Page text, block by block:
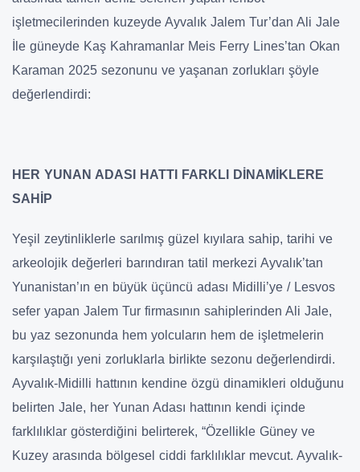
işletmecilerinden kuzeyde Ayvalık Jalem Tur’dan Ali Jale
İle güneyde Kaş Kahramanlar Meis Ferry Lines’tan Okan
Karaman 2025 sezonunu ve yaşanan zorlukları şöyle
değerlendirdi:
HER YUNAN ADASI HATTI FARKLI DİNAMİKLERE
SAHİP
Yeşil zeytinliklerle sarılmış güzel kıyılara sahip, tarihi ve
arkeolojik değerleri barındıran tatil merkezi Ayvalık’tan
Yunanistan’ın en büyük üçüncü adası Midilli’ye / Lesvos
sefer yapan Jalem Tur firmasının sahiplerinden Ali Jale,
bu yaz sezonunda hem yolcuların hem de işletmelerin
karşılaştığı yeni zorluklarla birlikte sezonu değerlendirdi.
Ayvalık-Midilli hattının kendine özgü dinamikleri olduğunu
belirten Jale, her Yunan Adası hattının kendi içinde
farklılıklar gösterdiğini belirterek, “Özellikle Güney ve
Kuzey arasında bölgesel ciddi farklılıklar mevcut. Ayvalık-